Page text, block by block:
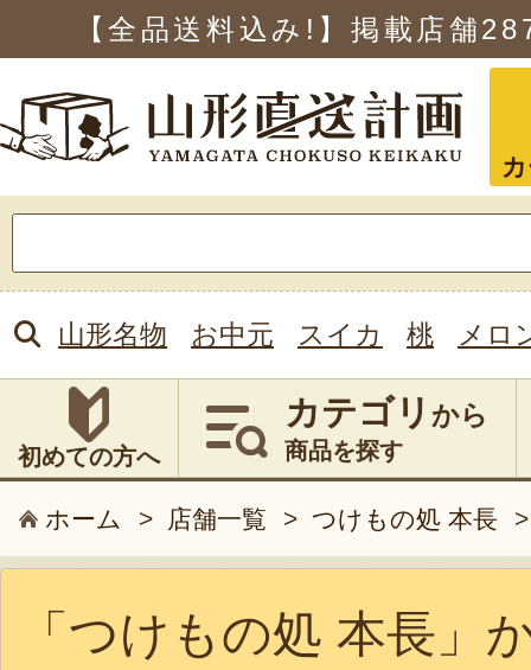
【全品送料込み!】掲載店舗
索:
山形名物 お中元 スイカ 桃 メロ
初めての方へ
カテゴリ から
商品を探す
ホーム > 店舗一覧 > つけもの処 本長
「つけもの処 本長」